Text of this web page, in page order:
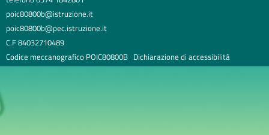
poic80800b@istruzione.it
poic80800b@pec.istruzione.it
C.F 84032710489
Codice meccanografico POIC80800B Dichiarazione di accessibilità